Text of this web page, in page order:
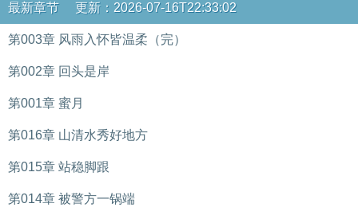
最新章节 更新：2026-07-16T22:33:02
第003章 风雨入怀皆温柔（完）
第002章 回头是岸
第001章 蜜月
第016章 山清水秀好地方
第015章 站稳脚跟
第014章 被警方一锅端